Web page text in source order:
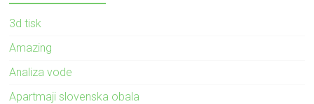
3d tisk
Amazing
Analiza vode
Apartmaji slovenska obala